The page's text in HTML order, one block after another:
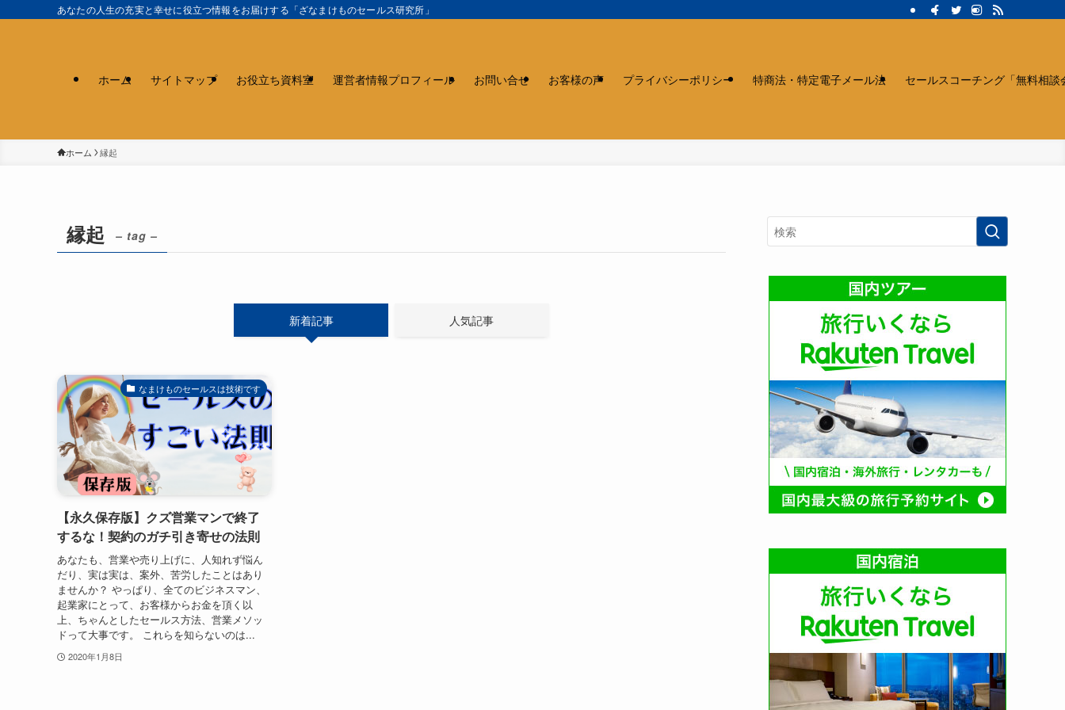
あなたの人生の充実と幸せに役立つ情報をお届けする「ざなまけものセールス研究所」
ホーム サイトマップ お役立ち資料室 運営者情報プロフィール お問い合せ お客様の声 プライバシーポリシー 特商法・特定電子メール法 セールスコーチング「無料相談
ホーム 縁起
縁起 – tag –
新着記事 人気記事
なまけものセールスは技術です
【永久保存版】クズ営業マンで終了
するな！契約のガチ引き寄せの法則
あなたも、営業や売り上げに、人知れず悩ん
だり、実は実は、案外、苦労したことはあり
ませんか？ やっぱり、全てのビジネスマン、
起業家にとって、お客様からお金を頂く以
上、ちゃんとしたセールス方法、営業メソッ
ドって大事です。 これらを知らないのは...
2020年1月8日